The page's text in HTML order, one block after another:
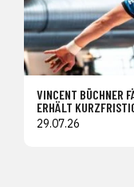
VINCENT BÜCHNER
ERHÄLT
29.07.26